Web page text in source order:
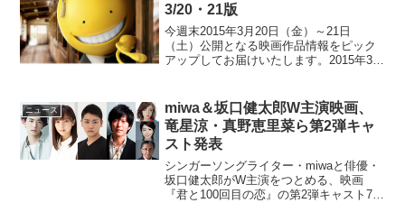
3/20・21版
今週末2015年3月20日（金）～21日
（土）公開となる映画作品情報をピック
アップしてお届けいたします。2015年3月
エ in シネマ Season 2014-20...
ニュース
miwa＆坂口健太郎W主演映画、
竜星涼・真野恵里菜ら第2弾キャ
スト発表
シンガーソングライター・miwaと俳優・
坂口健太郎がW主演をつとめる、映画
『君と100回目の恋』の第2弾キャスト7名